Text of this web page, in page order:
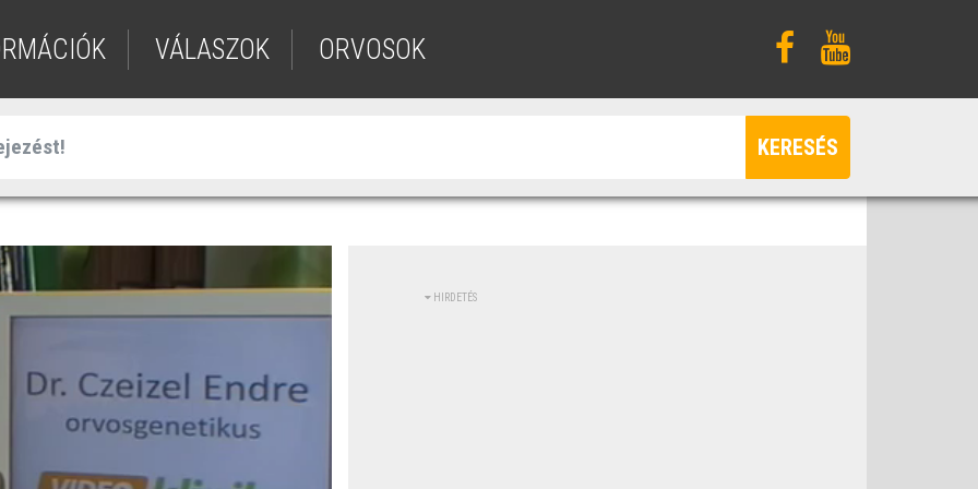
VÁLASZOK ORVOSOK
KERESÉS
HIRDETÉS